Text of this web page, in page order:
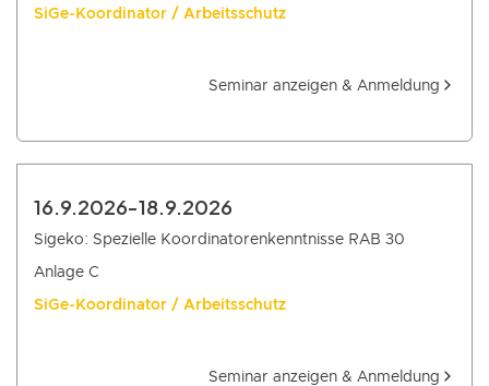
SiGe-Koordinator / Arbeitsschutz
Seminar anzeigen & Anmeldung
16.9.2026-18.9.2026
Sigeko: Spezielle Koordinatorenkenntnisse RAB 30
Anlage C
SiGe-Koordinator / Arbeitsschutz
Seminar anzeigen & Anmeldung